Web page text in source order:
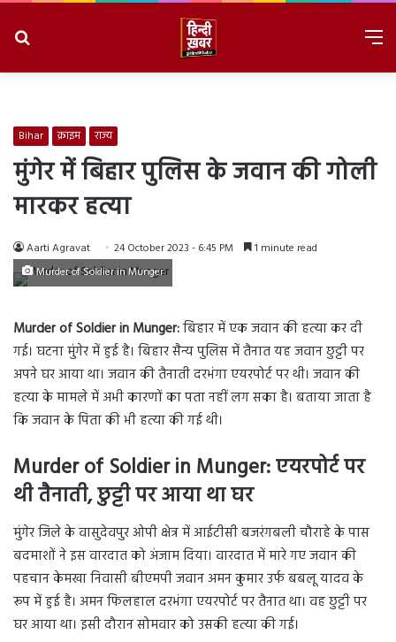
Bihar क्राइम राज्य
मुंगेर में बिहार पुलिस के जवान की गोली
मारकर हत्या
Aarti Agravat 24 October 2023 - 6:45 PM 1 minute read
Murder of Soldier in Munger
Murder of Soldier in Munger:बिहार में एक जवान की हत्या कर दी
गई। घटना मुंगेर में हुई है। बिहार सैन्य पुलिस में तैनात यह जवान छुट्टी पर
अपने घर आया था। जवान की तैनाती दरभंगा एयरपोर्ट पर थी। जवान की
हत्या के मामले में अभी कारणों का पता नहीं लग सका है। बताया जाता है
कि जवान के पिता की भी हत्या की गई थी।
Murder of Soldier in Munger: एयरपोर्ट पर
थी तैनाती, छुट्टी पर आया था घर
मुंगेर जिले के वासुदेवपुर ओपी क्षेत्र में आईटीसी बजरंगबली चौराहे के पास
बदमाशों ने इस वारदात को अंजाम दिया। वारदात में मारे गए जवान की
पहचान केमखा निवासी बीएमपी जवान अमन कुमार उर्फ बबलू यादव के
रूप में हुई है। अमन फिलहाल दरभंगा एयरपोर्ट पर तैनात था। वह छुट्टी पर
घर आया था। इसी दौरान सोमवार को उसकी हत्या की गई।